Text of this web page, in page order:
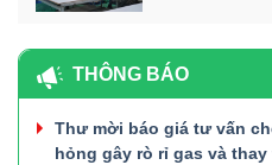
THÔNG BÁO
Thư mời báo giá tư vấn
hỏng gây rò rỉ gas và